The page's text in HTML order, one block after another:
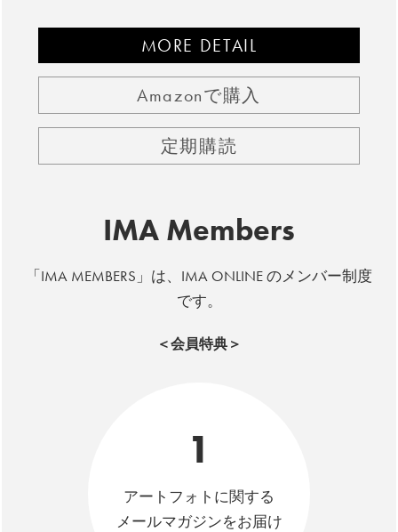
MORE DETAIL
Amazonで購入
定期購読
IMA Members
「IMA MEMBERS」は、IMA ONLINE のメンバー制度
です。
＜会員特典＞
1
アートフォトに関する
メールマガジンをお届け